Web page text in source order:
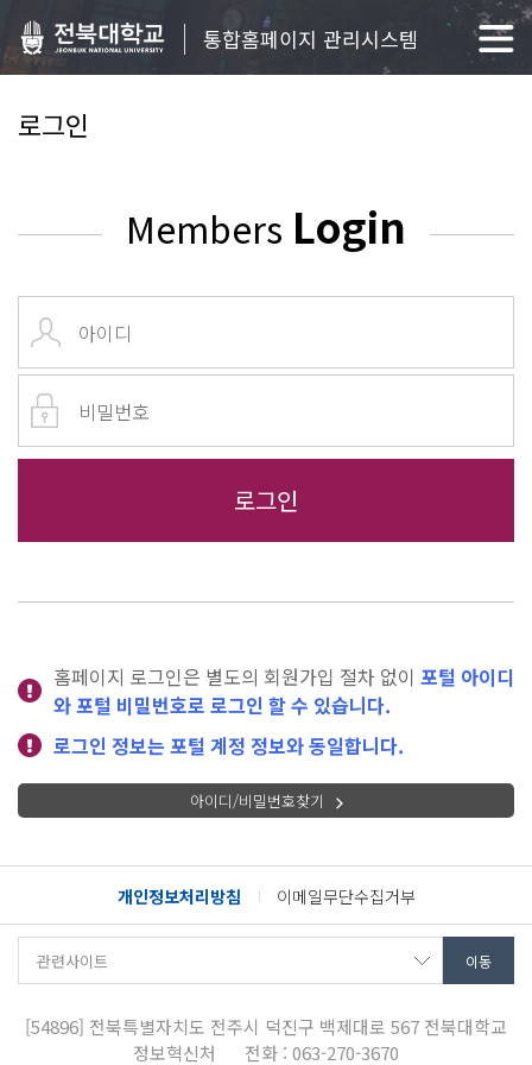
통합홈페이지 관리시스템
로그인
Members Login
홈페이지 로그인은 별도의 회원가입 절차 없이 포털 아이디
와 포털 비밀번호로 로그인 할 수 있습니다.
로그인 정보는 포털 계정 정보와 동일합니다.
아이디/비밀번호찾기
개인정보처리방침 이메일무단수집거부
[54896] 전북특별자치도 전주시 덕진구 백제대로 567 전북대학교
정보혁신처
전화 : 063-270-3670